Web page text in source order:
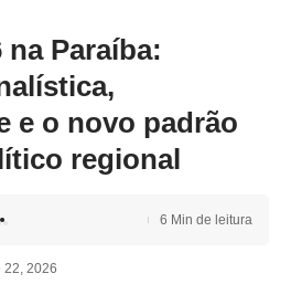
na Paraíba:
e o novo padrão
regional
22, 2026
6 Min de leitura